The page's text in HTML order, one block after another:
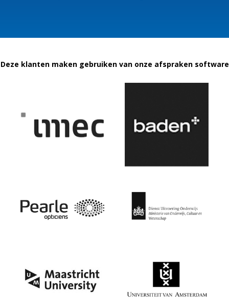
Deze klanten maken gebruiken van onze afspraken software